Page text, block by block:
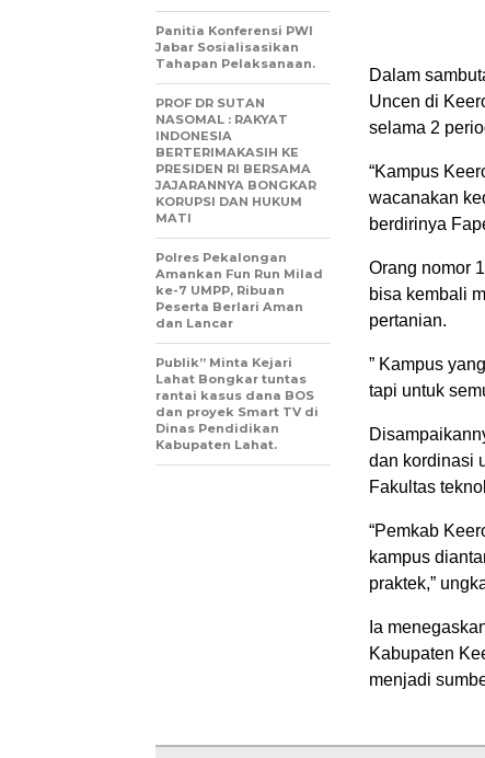
Dalam
Uncen di
selama 2
“Kampus
wacanakan
berdirinya
Orang nomor
bisa kembali
pertanian.
” Kampus
tapi untuk
dan kordinasi
Fakultas
“Pemkab
kampus
praktek,”
Ia
Kabupaten
menjadi
Panitia Konferensi PWI
Jabar Sosialisasikan
Tahapan Pelaksanaan.
PROF DR SUTAN
NASOMAL : RAKYAT
INDONESIA
BERTERIMAKASIH KE
PRESIDEN RI BERSAMA
JAJARANNYA BONGKAR
KORUPSI DAN HUKUM
MATI
Polres Pekalongan
Amankan Fun Run Milad
ke-7 UMPP, Ribuan
Peserta Berlari Aman
dan Lancar
Publik” Minta Kejari
Lahat Bongkar tuntas
rantai kasus dana BOS
dan proyek Smart TV di
Dinas Pendidikan
Kabupaten Lahat.